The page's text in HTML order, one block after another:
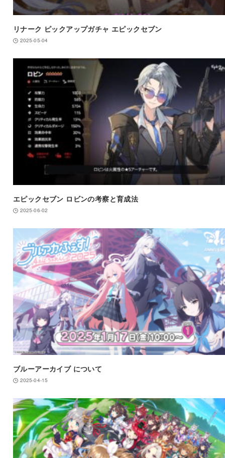
リナーク ピックアップガチャ エピックセブン
2025-05-04
エピックセブン ロビンの考察と育成法
2025-06-02
ブルーアーカイブ について
2025-04-15